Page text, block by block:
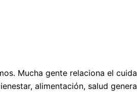
Mucha gente relaciona el
alimentación, salud